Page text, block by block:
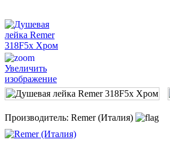
Увеличить
изображение
Производитель: Remer (Италия)